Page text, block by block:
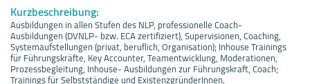
Kurzbeschreibung:
Ausbildungen in allen Stufen des NLP, professionelle Coach-
Ausbildungen (DVNLP- bzw. ECA zertifiziert), Supervisionen, Coaching,
Systemaufstellungen (privat, beruflich, Organisation); Inhouse Trainings
für Führungskräfte, Key Accounter, Teamentwicklung, Moderationen,
Prozessbegleitung, Inhouse- Ausbildungen zur Führungskraft, Coach;
Trainings für Selbstständige und ExistenzgründerInnen.